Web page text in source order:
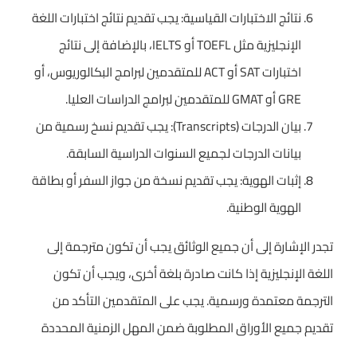
نتائج الاختبارات القياسية: يجب تقديم نتائج اختبارات اللغة
الإنجليزية مثل TOEFL أو IELTS، بالإضافة إلى نتائج
اختبارات SAT أو ACT للمتقدمين لبرامج البكالوريوس، أو
GRE أو GMAT للمتقدمين لبرامج الدراسات العليا.
بيان الدرجات (Transcripts): يجب تقديم نسخ رسمية من
بيانات الدرجات لجميع السنوات الدراسية السابقة.
إثبات الهوية: يجب تقديم نسخة من جواز السفر أو بطاقة
الهوية الوطنية.
تجدر الإشارة إلى أن جميع الوثائق يجب أن تكون مترجمة إلى
اللغة الإنجليزية إذا كانت صادرة بلغة أخرى، ويجب أن تكون
الترجمة معتمدة ورسمية. يجب على المتقدمين التأكد من
تقديم جميع الأوراق المطلوبة ضمن المهل الزمنية المحددة